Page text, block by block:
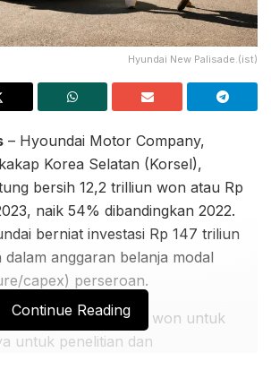
Hyundai New Palisade.(ist)
– Hyoundai Motor Company,
Korea Selatan (Korsel),
bersih 12,2 trilliun won atau Rp
naik 54% dibandingkan 2022.
berniat investasi Rp 147 triliun
anggaran belanja modal
capex) perseroan.
sebesar 5.6 triliun won untuk
untuk penelitian dan
Continue Reading